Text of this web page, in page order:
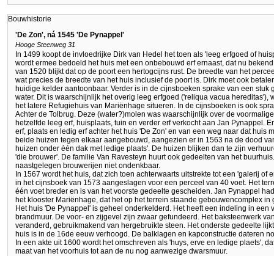
Bouwhistorie
'De Zon', ná 1545 'De Pynappel'
Hooge Steenweg 31
In 1499 koopt de invloedrijke Dirk van Hedel het toen als 'leeg erfgoed of
wordt ermee bedoeld het huis met een onbebouwd erf ernaast, dat nu
van 1520 blijkt dat op de poort een hertogcijns rust. De breedte van het
wat precies de breedte van het huis inclusief de poort is. Dirk moet ook
huidige kelder aantoonbaar. Verder is in de cijnsboeken sprake van een stuk
water. Dit is waarschijnlijk het overig leeg erfgoed ('reliqua vacua hereditas'),
het latere Refugiehuis van Mariënhage situeren. In de cijnsboeken is ook
Achter de Tolbrug. Deze (water?)molen was waarschijnlijk over de
hetzelfde leeg erf, huisplaats, tuin en verder erf verkocht aan Jan Pynappel.
erf, plaats en ledig erf achter het huis 'De Zon' en van een weg naar dat huis
beide huizen tegen elkaar aangebouwd, aangezien er in 1563 na de dood
huizen onder één dak met ledige plaats'. De huizen blijken dan te zijn
'die brouwer'. De familie Van Ravesteyn huurt ook gedeelten van het
naastgelegen brouwerijen niet ondenkbaar.
In 1567 wordt het huis, dat zich toen achterwaarts uitstrekte tot een 'galerij of
in het cijnsboek van 1573 aangeslagen voor een perceel van 40 voet. Het
één voet breder en is van het voorste gedeelte gescheiden. Jan Pynappel
het klooster Mariënhage, dat het op het terrein staande gebouwencomplex
Het huis 'De Pynappel' is geheel onderkelderd. Het heeft een indeling in een
brandmuur. De voor- en zijgevel zijn zwaar gefundeerd. Het baksteenwerk
veranderd, gebruikmakend van hergebruikte steen. Het onderste gedeelte
huis is in de 16de eeuw verhoogd. De balklagen en kapconstructie dateren
In een akte uit 1600 wordt het omschreven als 'huys, erve en ledige plaets',
maat van het voorhuis tot aan de nu nog aanwezige dwarsmuur.